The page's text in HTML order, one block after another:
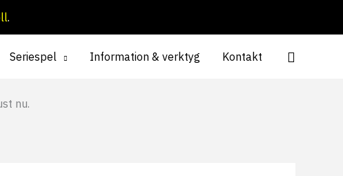
.
Seriespel Information & verktyg Kontakt
nu.